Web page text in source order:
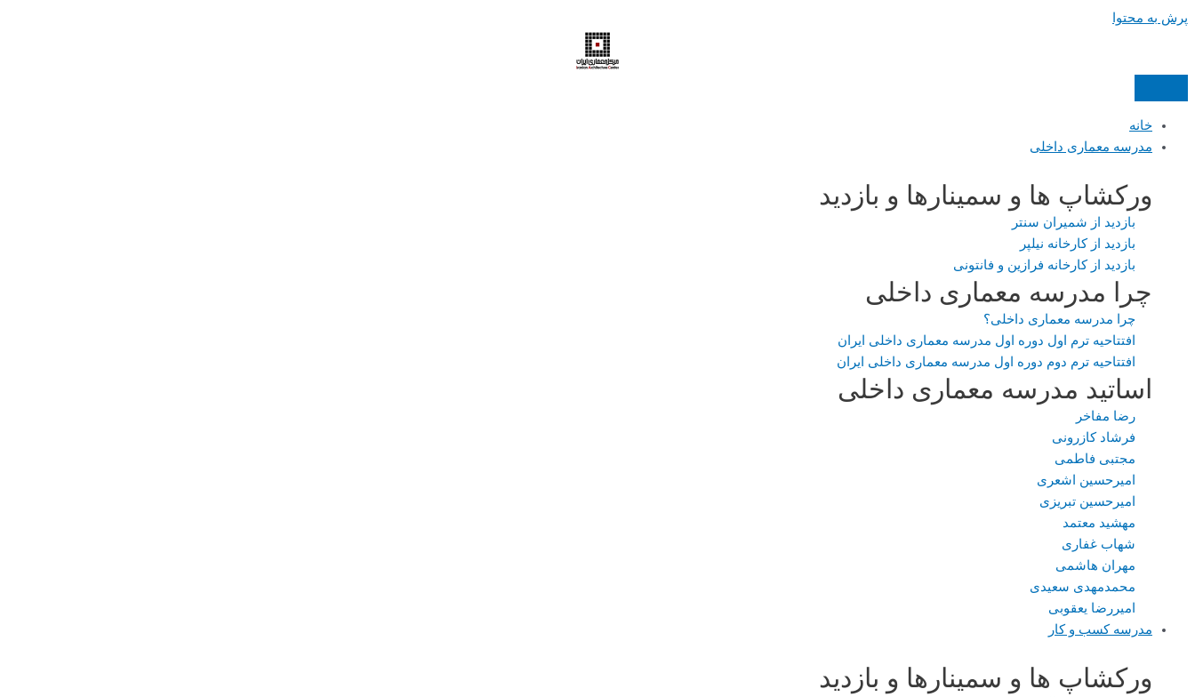
پرش به محتوا
خانه
مدرسه معماری داخلی
ورکشاپ ها و سمینارها و بازدید
بازدید از شمیران سنتر
بازدید از کارخانه نیلپر
بازدید از کارخانه فرازین و فانتونی
چرا مدرسه معماری داخلی
چرا مدرسه معماری داخلی؟
افتتاحیه ترم اول دوره اول مدرسه معماری داخلی ایران
افتتاحیه ترم دوم دوره اول مدرسه معماری داخلی ایران
اساتید مدرسه معماری داخلی
رضا مفاخر
فرشاد کازرونی
مجتبی فاطمی
امیرحسین اشعری
امیرحسین تبریزی
مهشید معتمد
شهاب غفاری
مهران هاشمی
محمدمهدی سعیدی
امیررضا یعقوبی
مدرسه کسب و کار
ورکشاپ ها و سمینارها و بازدید